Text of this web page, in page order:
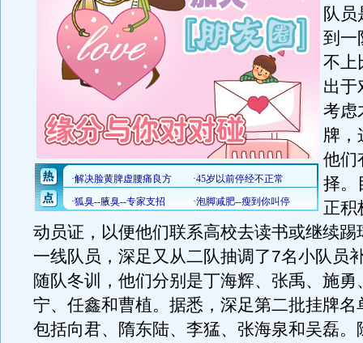
队
到一
不上
出于
考虑
牌，
他们
择。
正积
动员证，以便他们联系高校去读书或继续踢
一线队员，深足又从二队抽调了7名小队员
随队冬训，他们分别是丁海辉、张禹、施勇
宁、任鑫和曹植。据悉，深足第二批挂牌名
包括向君、隋东陆、李猛、张海泉和吴磊。